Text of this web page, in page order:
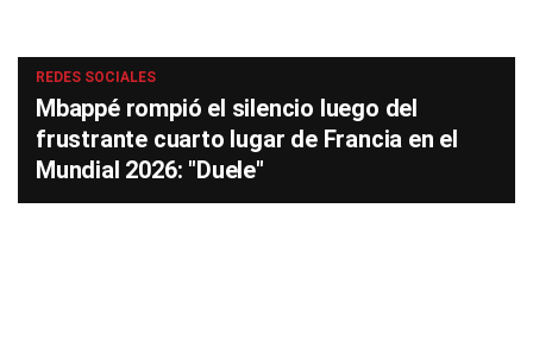
REDES SOCIALES
Mbappé rompió el silencio luego del
frustrante cuarto lugar de Francia en el
Mundial 2026: "Duele"